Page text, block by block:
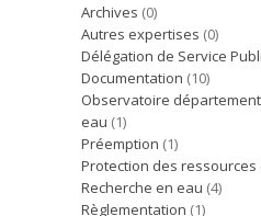
Archives (0)
Autres expertises (0)
Délégation de Service
Documentation (10)
Observatoire
eau (1)
Préemption (1)
Protection des ressources
Recherche en eau (4)
Règlementation (1)